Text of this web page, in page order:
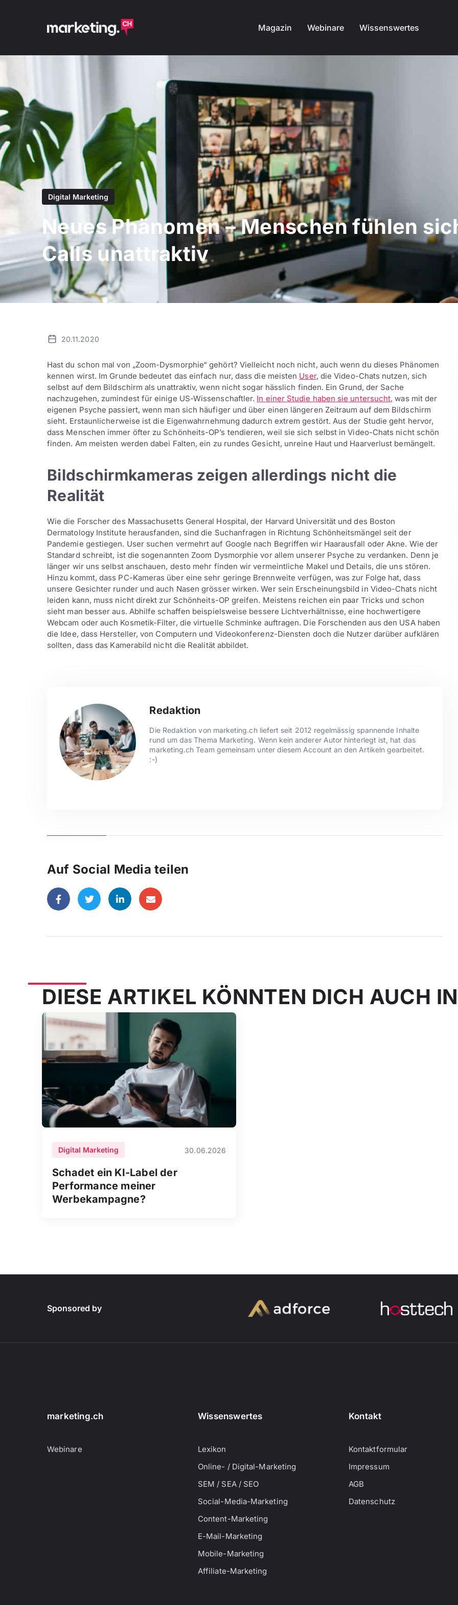
Magazin Webinare Wissenswertes
Digital Marketing
Neues Phänomen – Menschen fühlen
Calls unattraktiv
20.11.2020
Hast du schon mal von „Zoom-Dysmorphie“ gehört? Vielleicht noch nicht, auch wenn du dieses Phänomen
kennen wirst. Im Grunde bedeutet das einfach nur, dass die meisten User, die Video-Chats nutzen, sich
selbst auf dem Bildschirm als unattraktiv, wenn nicht sogar hässlich finden. Ein Grund, der Sache
nachzugehen, zumindest für einige US-Wissenschaftler. In einer Studie haben sie untersucht, was mit der
eigenen Psyche passiert, wenn man sich häufiger und über einen längeren Zeitraum auf dem Bildschirm
sieht. Erstaunlicherweise ist die Eigenwahrnehmung dadurch extrem gestört. Aus der Studie geht hervor,
dass Menschen immer öfter zu Schönheits-OP’s tendieren, weil sie sich selbst in Video-Chats nicht schön
finden. Am meisten werden dabei Falten, ein zu rundes Gesicht, unreine Haut und Haarverlust bemängelt.
Bildschirmkameras zeigen allerdings nicht die
Realität
Wie die Forscher des Massachusetts General Hospital, der Harvard Universität und des Boston
Dermatology Institute herausfanden, sind die Suchanfragen in Richtung Schönheitsmängel seit der
Pandemie gestiegen. User suchen vermehrt auf Google nach Begriffen wir Haarausfall oder Akne. Wie der
Standard schreibt, ist die sogenannten Zoom Dysmorphie vor allem unserer Psyche zu verdanken. Denn je
länger wir uns selbst anschauen, desto mehr finden wir vermeintliche Makel und Details, die uns stören.
Hinzu kommt, dass PC-Kameras über eine sehr geringe Brennweite verfügen, was zur Folge hat, dass
unsere Gesichter runder und auch Nasen grösser wirken. Wer sein Erscheinungsbild in Video-Chats nicht
leiden kann, muss nicht direkt zur Schönheits-OP greifen. Meistens reichen ein paar Tricks und schon
sieht man besser aus. Abhilfe schaffen beispielsweise bessere Lichtverhältnisse, eine hochwertigere
Webcam oder auch Kosmetik-Filter, die virtuelle Schminke auftragen. Die Forschenden aus den USA haben
die Idee, dass Hersteller, von Computern und Videokonferenz-Diensten doch die Nutzer darüber aufklären
sollten, dass das Kamerabild nicht die Realität abbildet.
Redaktion
Die Redaktion von marketing.ch liefert seit 2012 regelmässig spannende Inhalte
rund um das Thema Marketing. Wenn kein anderer Autor hinterlegt ist, hat das
marketing.ch Team gemeinsam unter diesem Account an den Artikeln gearbeitet.
:-)
Auf Social Media teilen
DIESE ARTIKEL KÖNNTEN DICH AUCH
Digital Marketing 30.06.2026
Schadet ein KI-Label der
Performance meiner
Werbekampagne?
Sponsored by
marketing.ch
Webinare
Wissenswertes
Lexikon
Online- / Digital-Marketing
SEM / SEA / SEO
Social-Media-Marketing
Content-Marketing
E-Mail-Marketing
Mobile-Marketing
Affiliate-Marketing
Kontakt
Kontaktformular
Impressum
AGB
Datenschutz